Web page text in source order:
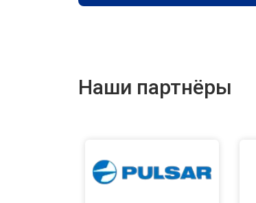
Наши партнёры